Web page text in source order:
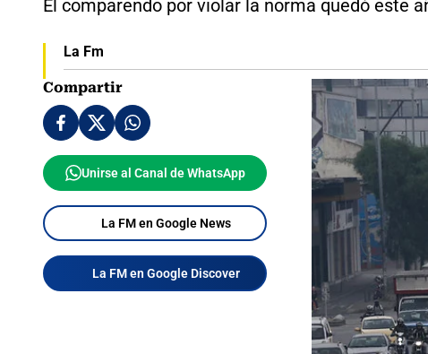
El comparendo por violar la norma quedó este
La Fm
Compartir
Unirse al Canal de WhatsApp
La FM en Google News
La FM en Google Discover